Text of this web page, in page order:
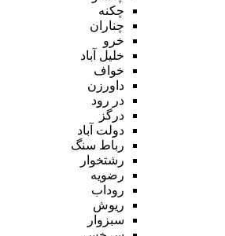
چکنه
چناران
خرو
خلیل آباد
خواف
داورزن
در رود
درگز
دولت آباد
رباط سنگ
رشتخوار
رضویه
روداب
ریوش
سبزوار